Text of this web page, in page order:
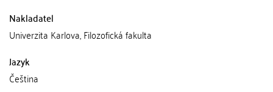
Nakladatel
Univerzita Karlova, Filozofická fakulta
Jazyk
Čeština